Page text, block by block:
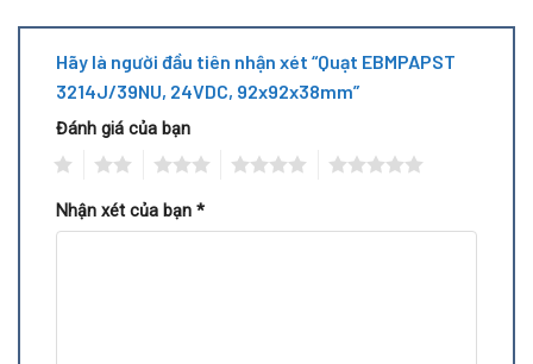
Hãy là người đầu tiên nhận xét “Quạt EBMPAPST
3214J/39NU, 24VDC, 92x92x38mm”
Đánh giá của bạn
Nhận xét của bạn *